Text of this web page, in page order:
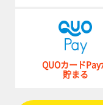
QUOカードPay
貯まる